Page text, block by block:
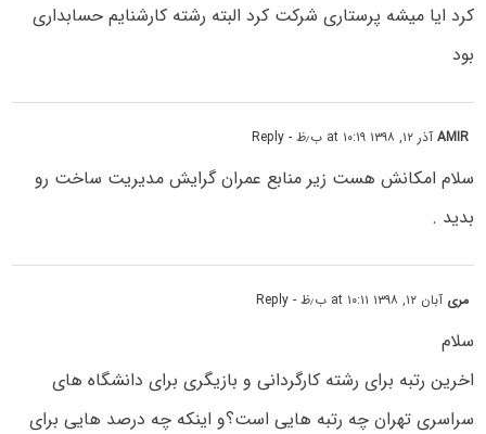
کرد ایا میشه پرستاری شرکت کرد البته رشته کارشنایم حسابداری
بود
AMIRآذر ۱۲, ۱۳۹۸ at ۱۰:۱۹ ب٫ظ - Reply
سلام امکانش هست زیر منابع عمران گرایش مدیریت ساخت رو
بدید .
مری آبان ۱۲, ۱۳۹۸ at ۱۰:۱۱ ب٫ظ - Reply
سلام
اخرین رتبه برای رشته کارگردانی و بازیگری برای دانشگاه های
سراسری تهران چه رتبه هایی است؟و اینکه چه درصد هایی برای